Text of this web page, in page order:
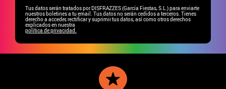
Tus datos serán tratados por DISFRAZZES (García Fiestas, S.L.) para enviarte
nuestros boletines a tu email. Tus datos no serán cedidos a terceros. Tienes
derecho a acceder, rectificar y suprimir tus datos, así como otros derechos
explicados en nuestra
política de privacidad.